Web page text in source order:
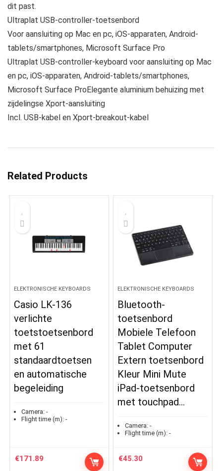
dit past.
Ultraplat USB-controller-toetsenbord
Voor aansluiting op Mac en pc, iOS-apparaten, Android-
tablets/smartphones, Microsoft Surface Pro
Ultraplat USB-controller-keyboard voor aansluiting op Mac
en pc, iOS-apparaten, Android-tablets/smartphones,
Microsoft Surface ProElegante aluminium behuizing met
zijdelingse Xport-aansluiting
Incl. USB-kabel en Xport-breakout-kabel
Related Products
ELEKTRONISCHE KEYBOARDS
Casio LK-136
verlichte
toetstoetsenbord
met 61
standaardtoetsen
en automatische
begeleiding
Camera: -
Flight time (m): -
€171.89
ELEKTRONISCHE KEYBOARDS
Bluetooth-
toetsenbord
Mobiele Telefoon
Tablet Computer
Extern toetsenbord
Kleur Mini Mute
iPad-toetsenbord
met touchpad…
Camera: -
Flight time (m): -
€45.30